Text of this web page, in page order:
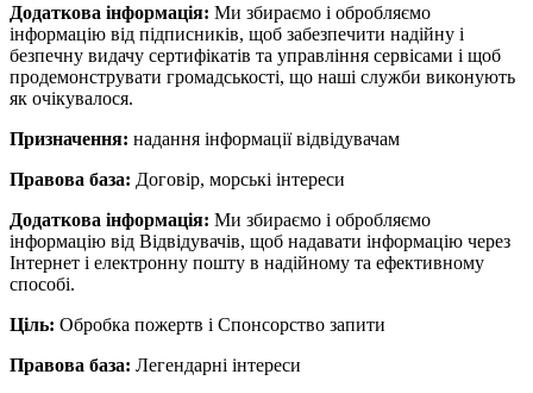
Додаткова інформація: Ми збираємо і обробляємо
інформацію від підписників, щоб забезпечити надійну і
безпечну видачу сертифікатів та управління сервісами і щоб
продемонструвати громадськості, що наші служби виконують
як очікувалося.
Призначення: надання інформації відвідувачам
Правова база: Договір, морські інтереси
Додаткова інформація: Ми збираємо і обробляємо
інформацію від Відвідувачів, щоб надавати інформацію через
Інтернет і електронну пошту в надійному та ефективному
способі.
Ціль: Обробка пожертв і Спонсорство запити
Правова база: Легендарні інтереси